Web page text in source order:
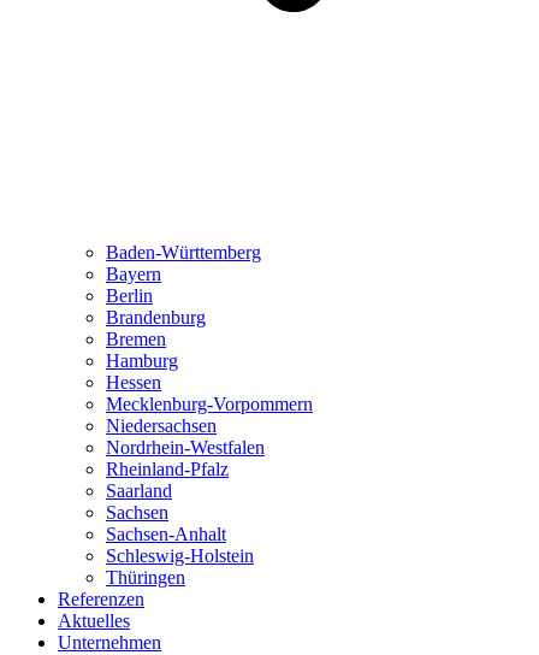
Baden-Württemberg
Bayern
Berlin
Brandenburg
Bremen
Hamburg
Hessen
Mecklenburg-Vorpommern
Niedersachsen
Nordrhein-Westfalen
Rheinland-Pfalz
Saarland
Sachsen
Sachsen-Anhalt
Schleswig-Holstein
Thüringen
Referenzen
Aktuelles
Unternehmen